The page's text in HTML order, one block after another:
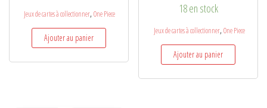
Jeux de cartes à collectionner,One Piece
Ajouter au panier
18 en stock
Jeux de cartes à collectionner,One Piece
Ajouter au panier